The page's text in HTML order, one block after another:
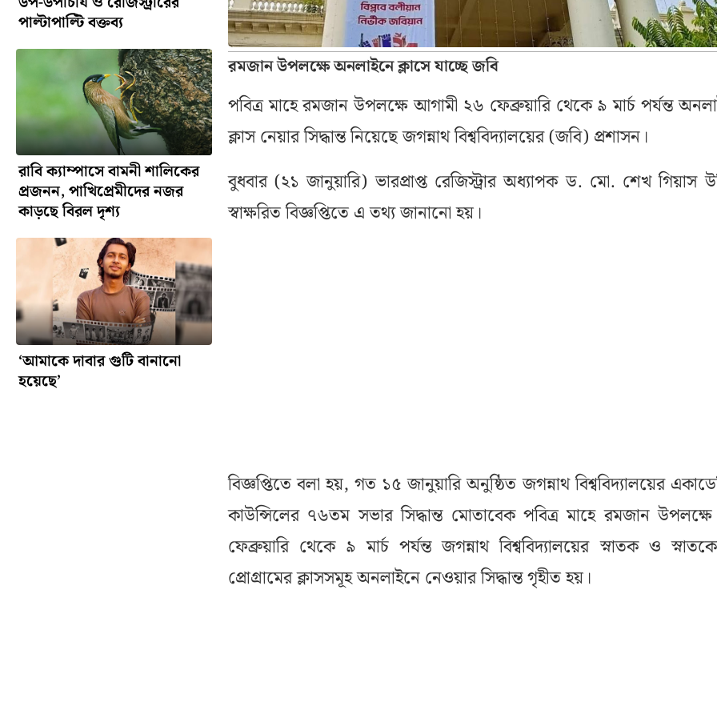
পাল্টাপাল্টি বক্তব্য
রাবি ক্যাম্পাসে বামনী শালিকের
প্রজনন, পাখিপ্রেমীদের নজর
কাড়ছে বিরল দৃশ্য
‘আমাকে দাবার গুটি বানানো
হয়েছে’
রমজান উপলক্ষে অনলাইনে ক্লাসে যাচ্ছে জবি
পবিত্র মাহে রমজান উপলক্ষে আগামী ২৬ ফেব্রুয়ারি থেকে ৯ মার্চ পর্যন্ত
ক্লাস নেয়ার সিদ্ধান্ত নিয়েছে জগন্নাথ বিশ্ববিদ্যালয়ের (জবি) প্রশাসন।
বুধবার (২১ জানুয়ারি) ভারপ্রাপ্ত রেজিস্ট্রার অধ্যাপক ড. মো. শেখ গিয়াস
স্বাক্ষরিত বিজ্ঞপ্তিতে এ তথ্য জানানো হয়।
বিজ্ঞপ্তিতে বলা হয়, গত ১৫ জানুয়ারি অনুষ্ঠিত জগন্নাথ বিশ্ববিদ্যালয়ের
কাউন্সিলের ৭৬তম সভার সিদ্ধান্ত মোতাবেক পবিত্র মাহে রমজান
ফেব্রুয়ারি থেকে ৯ মার্চ পর্যন্ত জগন্নাথ বিশ্ববিদ্যালয়ের স্নাতক ও
প্রোগ্রামের ক্লাসসমূহ অনলাইনে নেওয়ার সিদ্ধান্ত গৃহীত হয়।